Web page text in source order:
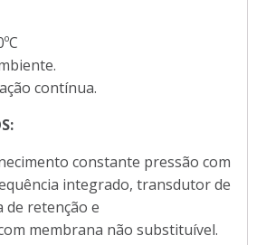
contínua.
constante pressão com
integrado, transdutor de
de retenção e
membrana não substituível.